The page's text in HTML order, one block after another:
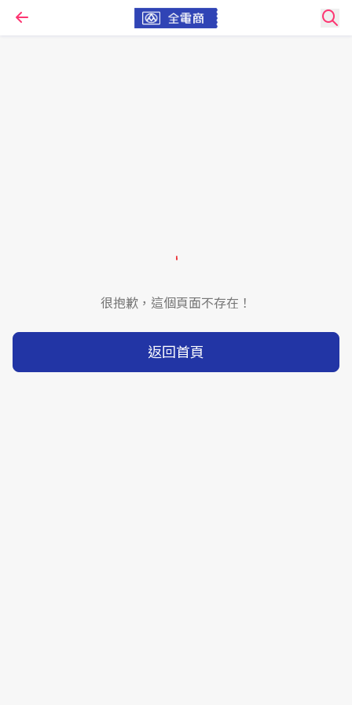
很抱歉，這個頁面不存在！
返回首頁